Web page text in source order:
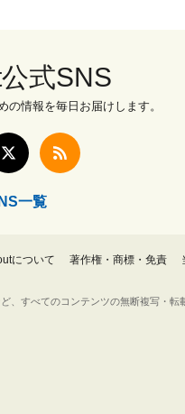
式SNS
の情報を毎日お届けします。
一覧
について 著作権・商標・免責
、すべてのコンテンツの無断複写・転